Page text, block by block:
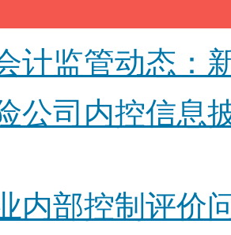
计监管动态：
险公司内控信
内部控制评价